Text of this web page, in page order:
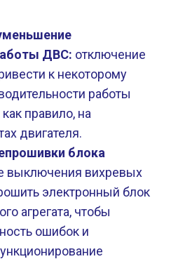
ДВС: отключение
к некоторому
работы
как правило, на
двигателя.
блока
выключения вихревых
электронный блок
агрегата, чтобы
ошибок и